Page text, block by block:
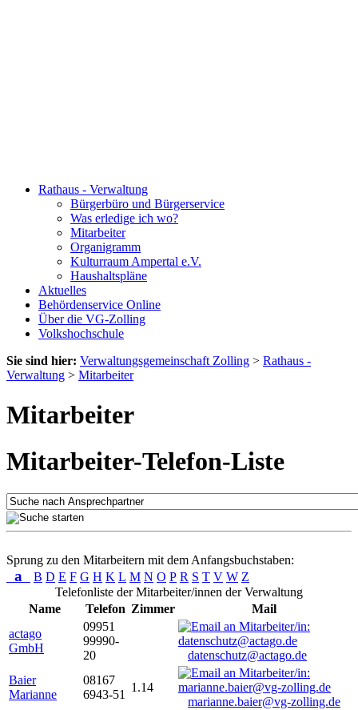
Rathaus - Verwaltung
Bürgerbüro und Bürgerservice
Was erledige ich wo?
Mitarbeiter
Organigramm
Kulturraum Ampertal e.V.
Haushaltspläne
Aktuelles
Behördenservice Online
Über die VG-Zolling
Volkshochschule
Sie sind hier: Verwaltungsgemeinschaft Zolling > Rathaus -
Verwaltung > Mitarbeiter
Mitarbeiter
Mitarbeiter-Telefon-Liste
Sprung zu den Mitarbeitern mit dem Anfangsbuchstaben:
a B D E F G H K L M N O P R S T V W Z
Telefonliste der Mitarbeiter/innen der Verwaltung
Name
Telefon Zimmer
Mail
actago
GmbH
09951
99990-
20
datenschutz@actago.de
Baier
Marianne
08167
6943-51
1.14
marianne.baier@vg-zolling.de